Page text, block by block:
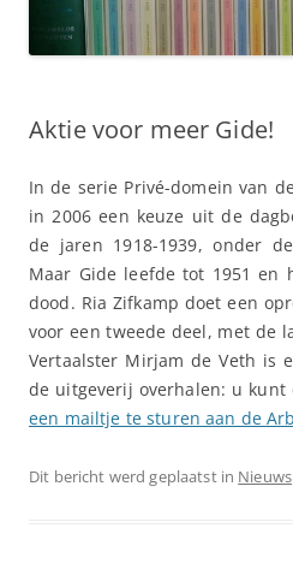
Aktie voor meer Gide!
In de serie Privé-domein van
in 2006 een keuze uit de
de jaren 1918-1939, onder
Maar Gide leefde tot 1951 en
dood. Ria Zifkamp doet een
voor een tweede deel, met de
Vertaalster Mirjam de Veth is
de uitgeverij overhalen: u kunt
een mailtje te sturen aan de
Dit bericht werd geplaatst in Nieuws